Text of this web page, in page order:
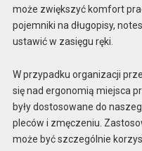
może zwiększyć komfort
pojemniki na długopisy,
ustawić w zasięgu ręki.
W przypadku organizacji
się nad ergonomią miejsca
były dostosowane do
pleców i zmęczeniu.
może być szczególnie